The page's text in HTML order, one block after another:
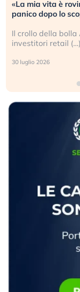
in preda al
bolla AI
il Kospi, mentre gli